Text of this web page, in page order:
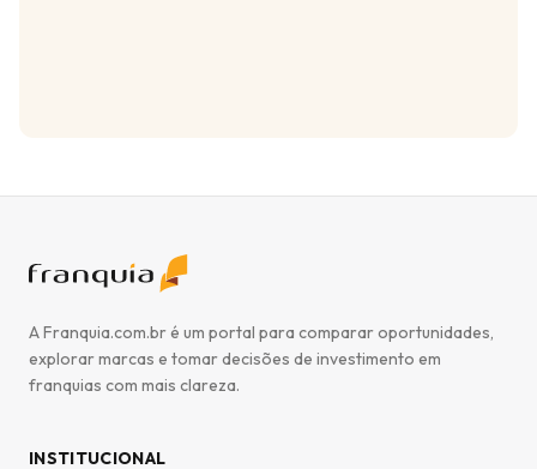
A Franquia.com.br é um portal para comparar oportunidades,
explorar marcas e tomar decisões de investimento em
franquias com mais clareza.
INSTITUCIONAL